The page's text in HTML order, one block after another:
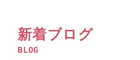
新着ブログ
BLOG